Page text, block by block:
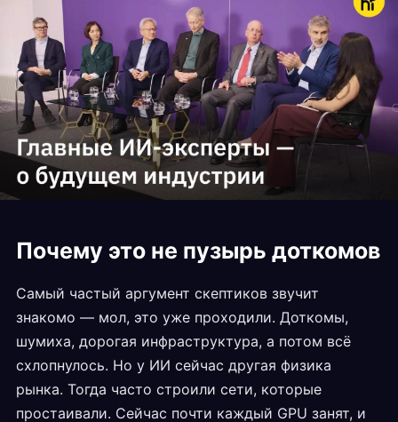
Почему это не пузырь доткомов
Самый частый аргумент скептиков звучит
знакомо — мол, это уже проходили. Доткомы,
шумиха, дорогая инфраструктура, а потом всё
схлопнулось. Но у ИИ сейчас другая физика
рынка. Тогда часто строили сети, которые
простаивали. Сейчас почти каждый GPU занят, и